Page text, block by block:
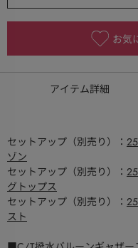
お気
アイテム詳細
セットアップ（別売り）：
ゾン
セットアップ（別売り）：
グトップス
セットアップ（別売り）：
スト